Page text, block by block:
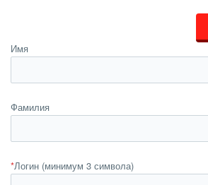
Имя
Фамилия
*Логин (минимум 3 символа)